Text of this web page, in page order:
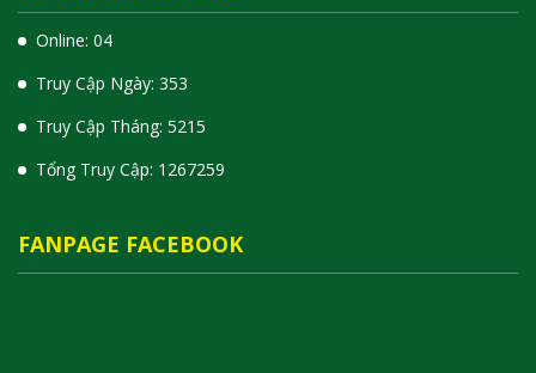
Online: 04
Truy Cập Ngày: 353
Truy Cập Tháng: 5215
Tổng Truy Cập: 1 267259
FANPAGE FACEBOOK